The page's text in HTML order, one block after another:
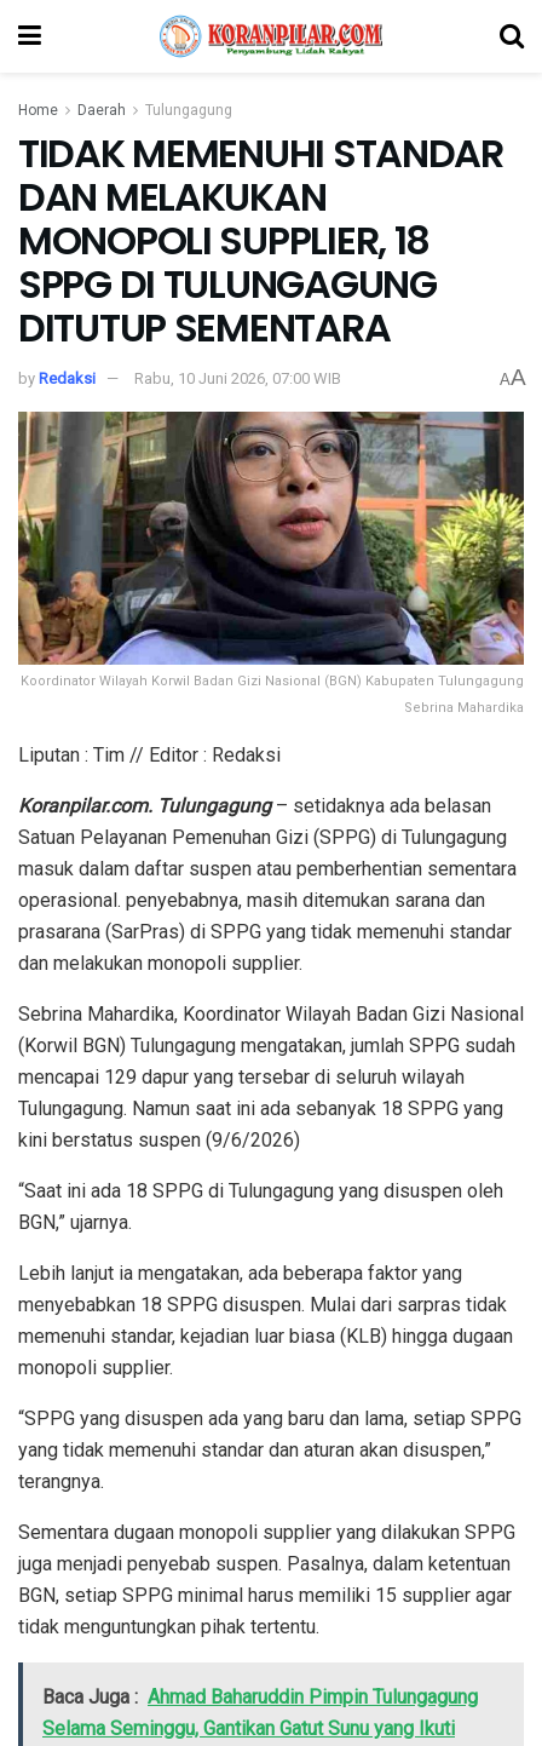
Home Daerah Tulungagung
TIDAK MEMENUHI STANDAR
DAN MELAKUKAN
MONOPOLI SUPPLIER, 18
SPPG DI TULUNGAGUNG
DITUTUP SEMENTARA
by Redaksi Rabu, 10 Juni 2026, 07:00 WIB AA
Koordinator Wilayah Korwil Badan Gizi Nasional (BGN) Kabupaten Tulungagung
Sebrina Mahardika
Liputan : Tim // Editor : Redaksi
Koranpilar.com. Tulungagung – setidaknya ada belasan
Satuan Pelayanan Pemenuhan Gizi (SPPG) di Tulungagung
masuk dalam daftar suspen atau pemberhentian sementara
operasional. penyebabnya, masih ditemukan sarana dan
prasarana (SarPras) di SPPG yang tidak memenuhi standar
dan melakukan monopoli supplier.
Sebrina Mahardika, Koordinator Wilayah Badan Gizi Nasional
(Korwil BGN) Tulungagung mengatakan, jumlah SPPG sudah
mencapai 129 dapur yang tersebar di seluruh wilayah
Tulungagung. Namun saat ini ada sebanyak 18 SPPG yang
kini berstatus suspen (9/6/2026)
“Saat ini ada 18 SPPG di Tulungagung yang disuspen oleh
BGN,” ujarnya.
Lebih lanjut ia mengatakan, ada beberapa faktor yang
menyebabkan 18 SPPG disuspen. Mulai dari sarpras tidak
memenuhi standar, kejadian luar biasa (KLB) hingga dugaan
monopoli supplier.
“SPPG yang disuspen ada yang baru dan lama, setiap SPPG
yang tidak memenuhi standar dan aturan akan disuspen,”
terangnya.
Sementara dugaan monopoli supplier yang dilakukan SPPG
juga menjadi penyebab suspen. Pasalnya, dalam ketentuan
BGN, setiap SPPG minimal harus memiliki 15 supplier agar
tidak menguntungkan pihak tertentu.
Baca Juga : Ahmad Baharuddin Pimpin Tulungagung
Selama Seminggu, Gantikan Gatut Sunu yang Ikuti